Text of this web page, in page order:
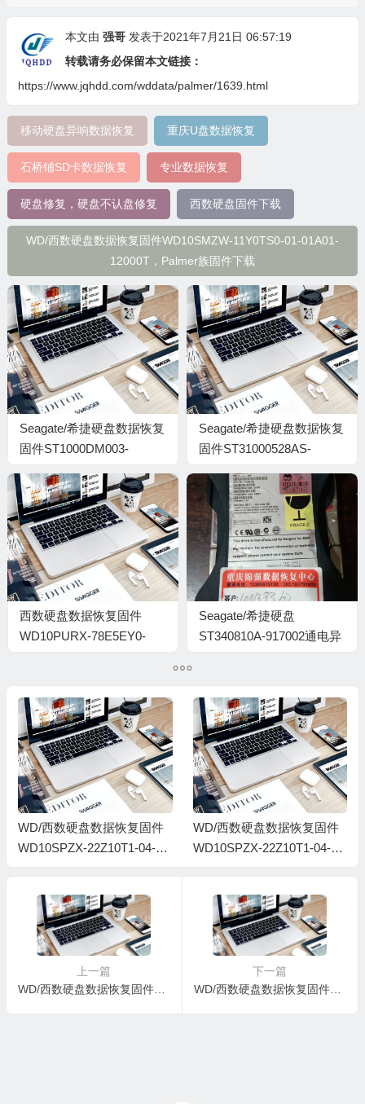
本文由 强哥 发表于2021年7月21日 06:57:19
转载请务必保留本文链接：
https://www.jqhdd.com/wddata/palmer/1639.html
移动硬盘异响数据恢复 重庆U盘数据恢复
石桥铺SD卡数据恢复 专业数据恢复
硬盘修复，硬盘不认盘修复 西数硬盘固件下载
WD/西数硬盘数据恢复固件WD10SMZW-11Y0TS0-01-01A01-
12000T，Palmer族固件下载
Seagate/希捷硬盘数据恢复
固件ST1000DM003-
S1D4MGXS
Seagate/希捷硬盘数据恢复
固件ST31000528AS-
西数硬盘数据恢复固件
WD10PURX-78E5EY0-
0001005G
Seagate/希捷硬盘
ST340810A-917002通电异
WD/西数硬盘数据恢复固件
WD10SPZX-22Z10T1-04-01
WD/西数硬盘数据恢复固件
WD10SPZX-22Z10T1-04-01
上一篇
WD/西数硬盘数据恢复固件WD10SDZW-11UMGS0-01-01A01-WD-WXX1A58E05VK-00050006-1944
下一篇
WD/西数硬盘数据恢复固件WD10SMZW-11Y0TS0-01-01A01-WD-WX91A175TFHV-10022-1944